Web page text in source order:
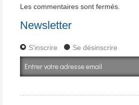
Les commentaires sont fermés.
Newsletter
S'inscrire Se désinscrire